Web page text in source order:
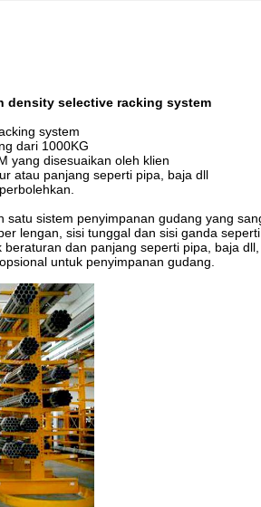
density selective racking system
system
dari 1000KG
yang disesuaikan oleh klien
atau panjang seperti pipa, baja dll
satu sistem penyimpanan gudang yang
lengan, sisi tunggal dan sisi ganda
dan panjang seperti pipa, baja
untuk penyimpanan gudang.